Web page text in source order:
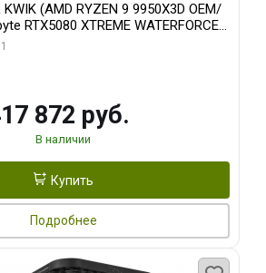
(AMD RYZEN 9 9950X3D OEM/
RTX5080 XTREME WATERFORCE
1 ТБ SSD)
872 руб.
В наличии
Купить
Подробнее